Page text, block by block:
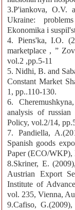
3.P'iankova, O.V.
Ukraine:
Ekonomika i
4. Piens'ka, I.O.
marketplace , ”
vol.2 ,pp.5-11
5. Nidhi, B. and
Constant Market
1, pp..110-130.
6.
analysis of russian
Policy, vol.2/14,
7. Pandiella,
Spanish goods
Paper (ECO/WKP),
8.Skriner, E.
Austrian Export
Institute of
vol. 235, Vienna,
9.Cafiso,